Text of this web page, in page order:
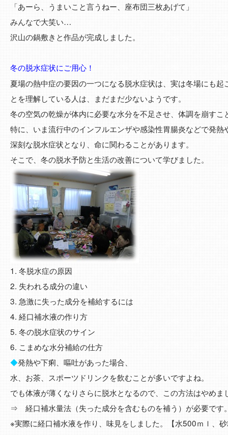
「あーら、うまいこと言うねー、座布団三枚あげて」
みんなで大笑い…
沢山の鍋敷きと作品が完成しました。
冬の脱水症状にご用心！
夏場の熱中症の要因の一つになる脱水症状は、実は冬場にも
とを理解している人は、まだまだ少ないようです。
冬の空気の乾燥が体内に必要な水分を不足させ、体調を崩すこ
特に、いま流行中のインフルエンザや感染性胃腸炎などで発
深刻な脱水症状となり、命に関わることがあります。
そこで、冬の脱水予防と生活の改善について学びました。
1. 冬脱水症の原因
2. 失われる成分の違い
3. 急激に失った成分を補給するには
4. 経口補水液の作り方
5. 冬の脱水症状のサイン
6. こまめな水分補給の仕方
◆発熱や下痢、嘔吐があった場合、
水、お茶、スポーツドリンクを飲むことが多いですよね。
でも体液が薄くなりさらに脱水となるので、この方法はやめま
⇒ 経口補水量法（失った成分を含むものを補う）が必要で
※実際に経口補水液を作り、味見をしました。【水500ｍｌ、